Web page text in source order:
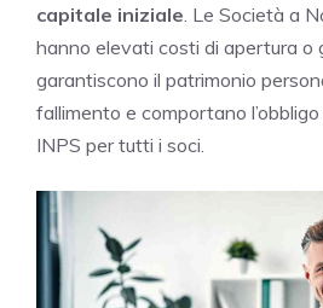
capitale iniziale. Le Società a
hanno elevati costi di apertura o
garantiscono il patrimonio
fallimento e comportano
INPS per tutti i soci.